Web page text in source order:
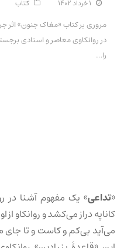
۱ خرداد ۱۴۰۲ کتاب
مروری بر کتاب «مغاک جنون» اثر
در روانکاوی معاصر و استادی
را…
«تداعی» یک مفهوم آشنا در
کاناپه دراز می‌کشد و روانکاو
می‌آید بی‌کم و کاست و تا